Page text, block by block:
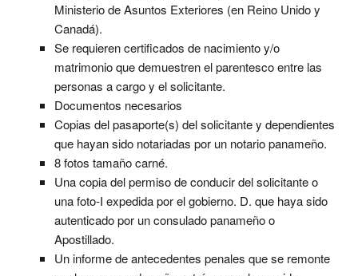
Ministerio de Asuntos Exteriores (en Reino Unido y
Canadá).
Se requieren certificados de nacimiento y/o
matrimonio que demuestren el parentesco entre las
personas a cargo y el solicitante.
Documentos necesarios
Copias del pasaporte(s) del solicitante y dependientes
que hayan sido notariadas por un notario panameño.
8 fotos tamaño carné.
Una copia del permiso de conducir del solicitante o
una foto-I expedida por el gobierno. D. que haya sido
autenticado por un consulado panameño o
Apostillado.
Un informe de antecedentes penales que se remonte